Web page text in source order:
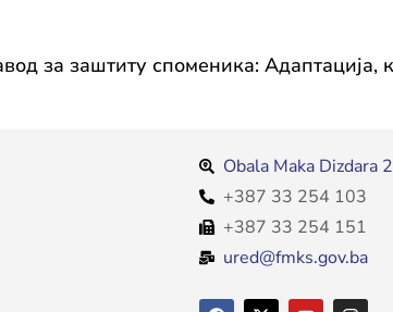
Obala Maka Dizdara 2
+387 33 254 103
+387 33 254 151
ured@fmks.gov.ba